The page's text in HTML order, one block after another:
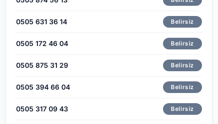
0505 631 36 14 Belirsiz
0505 172 46 04 Belirsiz
0505 875 31 29 Belirsiz
0505 394 66 04 Belirsiz
0505 317 09 43 Belirsiz